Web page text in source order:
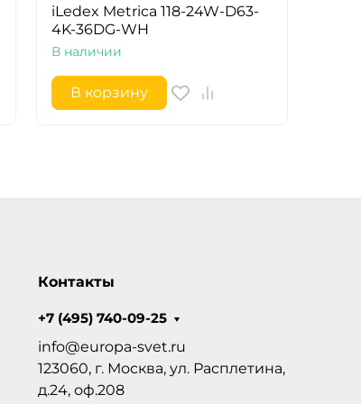
iLedex Metrica 118-24W-D63-
4K-36DG-WH
В наличии
В корзину
Контакты
+7 (495) 740-09-25
info@europa-svet.ru
123060, г. Москва, ул. Расплетина,
д.24, оф.208